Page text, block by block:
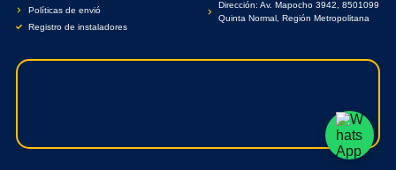
Políticas de envió
Registro de instaladores
Dirección: Av. Mapocho 3942, 8501099
Quinta Normal, Región Metropolitana